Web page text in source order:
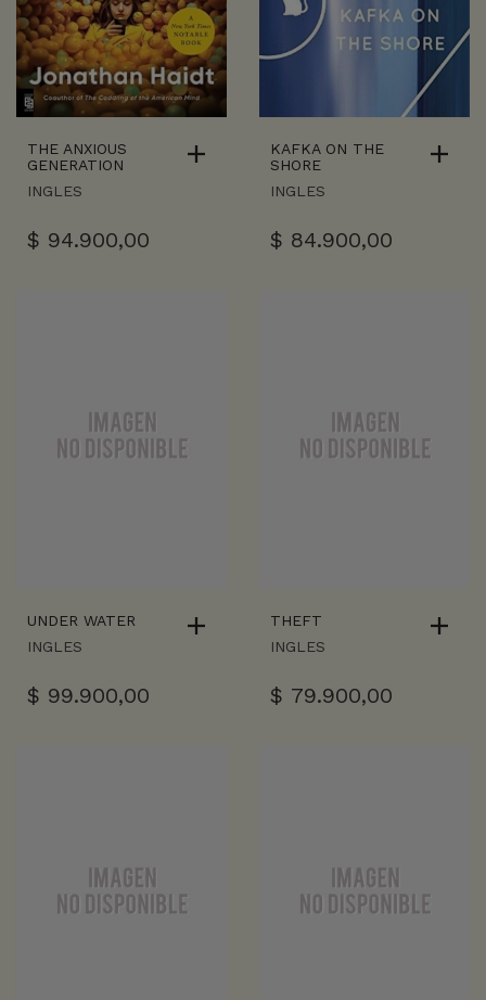
THE ANXIOUS
GENERATION
INGLES
$ 94.900,00
KAFKA ON THE
SHORE
INGLES
$ 84.900,00
UNDER WATER
INGLES
$ 99.900,00
THEFT
INGLES
$ 79.900,00